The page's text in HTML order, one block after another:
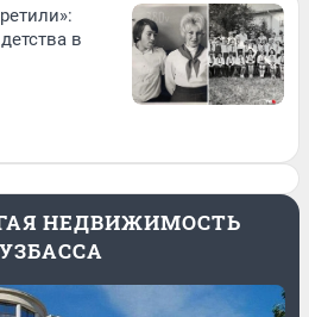
в
НЕДВИЖИМОСТЬ